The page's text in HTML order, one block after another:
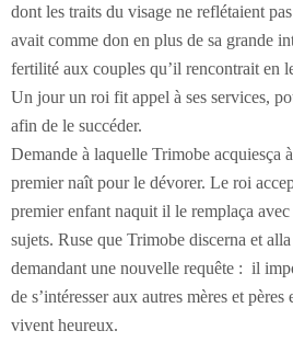
dont les traits du visage ne reflétaient
avait comme don en plus de sa grande
fertilité aux couples qu’il rencontrait en
Un jour un roi fit appel à ses services,
afin de le succéder.
Demande à laquelle Trimobe acquiesça
premier naît pour le dévorer. Le roi
premier enfant naquit il le remplaça avec
sujets. Ruse que Trimobe discerna et
demandant une nouvelle requête : il
de s’intéresser aux autres mères et
vivent heureux.